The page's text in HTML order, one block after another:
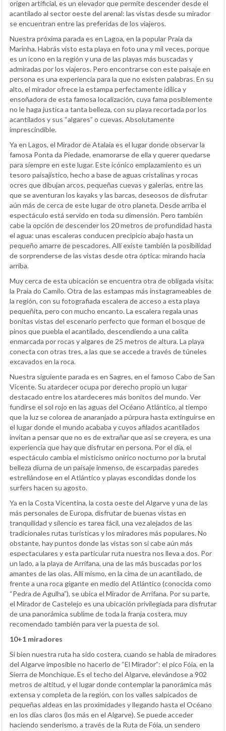
origen artificial, es un elevador que permite descender desde el
acantilado al sector oeste del arenal: las vistas desde su mirador
se encuentran entre las preferidas de los viajeros.
Nuestra próxima parada es en Lagoa, en la popular Praia da
Marinha. Habrás visto esta playa en foto una y mil veces, porque
es un icono en la región y una de las playas más buscadas y
admiradas por los viajeros. Pero encontrarse con este paisaje en
persona es una experiencia para la que no existen palabras. En su
alto, el mirador ofrece la estampa perfectamente idílica y
ensoñadora de esta famosa localización, cuya fama posiblemente
no le haga justica a tanta belleza, con su playa recortada por los
acantilados y sus “algares” o cuevas. Absolutamente
imprescindible.
Ya en Lagos, el Mirador de Atalaia es el lugar donde observar la
famosa Ponta da Piedade, enamorarse de ella y querer quedarse
para siempre en este lugar. Este icónico emplazamiento es un
tesoro paisajístico, hecho a base de aguas cristalinas y rocas
ocres que dibujan arcos, pequeñas cuevas y galerías, entre las
que se aventuran los kayaks y las barcas, deseosos de disfrutar
aún más de cerca de este lugar de otro planeta. Desde arriba el
espectáculo está servido en toda su dimensión. Pero también
cabe la opción de descender los 20 metros de profundidad hasta
el agua: unas escaleras conducen precipicio abajo hasta un
pequeño amarre de pescadores. Allí existe también la posibilidad
de sorprenderse de las vistas desde otra óptica: mirando hacia
arriba.
Muy cerca de esta ubicación se encuentra otra de obligada visita:
la Praia do Camilo. Otra de las estampas más instagrameables de
la región, con su fotografiada escalera de acceso a esta playa
pequeñita, pero con mucho encanto. La escalera regala unas
bonitas vistas del escenario perfecto que forman el bosque de
pinos que puebla el acantilado, descendiendo a una calita
enmarcada por rocas y algares de 25 metros de altura. La playa
conecta con otras tres, a las que se accede a través de túneles
excavados en la roca.
Nuestra siguiente parada es en Sagres, en el famoso Cabo de San
Vicente. Su atardecer ocupa por derecho propio un lugar
destacado entre los atardeceres más bonitos del mundo. Ver
fundirse el sol rojo en las aguas del Océano Atlántico, al tiempo
que la luz se colorea de anaranjado a púrpura hasta extinguirse en
el lugar donde el mundo acababa y cuyos afilados acantilados
invitan a pensar que no es de extrañar que así se creyera, es una
experiencia que hay que disfrutar en persona. Por el día, el
espectáculo cambia el misticismo onírico nocturno por la brutal
belleza diurna de un paisaje inmenso, de escarpadas paredes
estrellándose en el Atlántico y playas escondidas donde los
surfers hacen su agosto.
Ya en la Costa Vicentina, la costa oeste del Algarve y una de las
más personales de Europa, disfrutar de buenas vistas en
tranquilidad y silencio es tarea fácil, una vez alejados de las
tradicionales rutas turísticas y los miradores más populares. No
obstante, hay puntos donde las vistas son si cabe aún más
espectaculares y esta particular ruta nuestra nos lleva a dos. Por
un lado, a la playa de Arrifana, una de las más buscadas por los
amantes de las olas. Allí mismo, en la cima de un acantilado, de
frente a una roca gigante en medio del Atlántico (conocida como
“Pedra de Agulha”), se ubica el Mirador de Arrifana. Por su parte,
el Mirador de Castelejo es una ubicación privilegiada para disfrutar
de una panorámica sublime de toda la franja costera, muy
recomendado también para ver la puesta de sol.
10+1 miradores
Si bien nuestra ruta ha sido costera, cuando se habla de miradores
del Algarve imposible no hacerlo de “El Mirador”: el pico Fóia, en la
Sierra de Monchique. Es el techo del Algarve, elevándose a 902
metros de altitud, y el lugar donde contemplar la panorámica más
extensa y completa de la región, con los valles salpicados de
pequeñas aldeas en las proximidades y llegando hasta el Océano
en los días claros (los más en el Algarve). Se puede acceder
haciendo senderismo, a través de la Ruta de Fóia, un sendero